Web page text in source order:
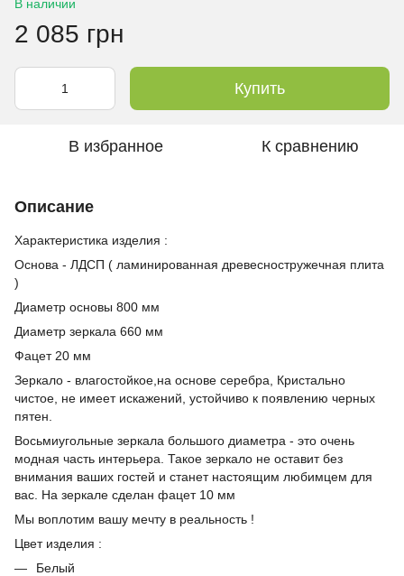
В наличии
2 085 грн
Купить
В избранное К сравнению
Описание
Характеристика изделия :
Основа - ЛДСП ( ламинированная древесностружечная плита
)
Диаметр основы 800 мм
Диаметр зеркала 660 мм
Фацет 20 мм
Зеркало - влагостойкое,на основе серебра, Кристально
чистое, не имеет искажений, устойчиво к появлению черных
пятен.
Восьмиугольные зеркала большого диаметра - это очень
модная часть интерьера. Такое зеркало не оставит без
внимания ваших гостей и станет настоящим любимцем для
вас. На зеркале сделан фацет 10 мм
Мы воплотим вашу мечту в реальность !
Цвет изделия :
Белый